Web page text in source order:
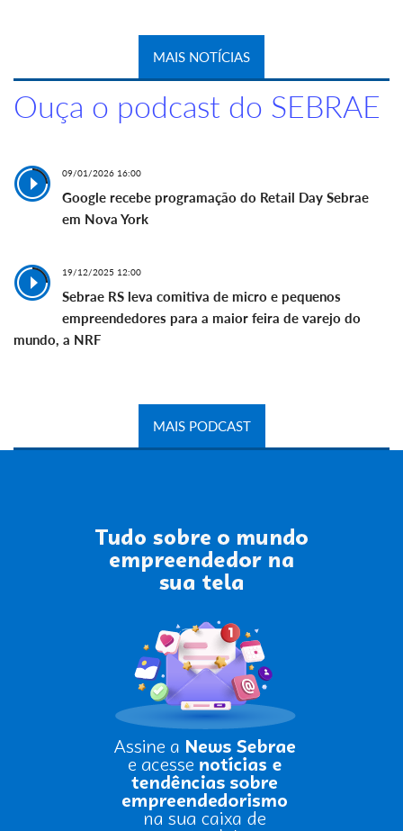
MAIS NOTÍCIAS
Ouça o podcast do SEBRAE
09/01/2026 16:00
Google recebe programação do Retail Day Sebrae
em Nova York
19/12/2025 12:00
Sebrae RS leva comitiva de micro e pequenos
empreendedores para a maior feira de varejo do
mundo, a NRF
MAIS PODCAST